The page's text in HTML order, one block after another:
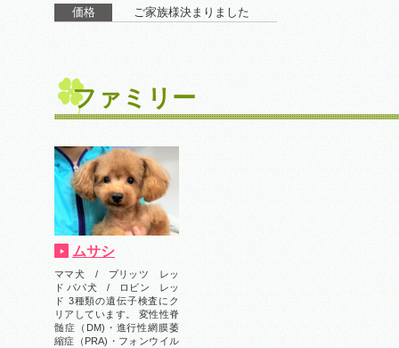
価格 ご家族様決まりました
ファミリー
ムサシ
ママ犬 / プリッツ レッ
ド パパ犬 / ロビン レッ
ド 3種類の遺伝子検査にク
リアしています。 変性性脊
髄症（DM)・進行性網膜萎
縮症（PRA)・フォンウイル